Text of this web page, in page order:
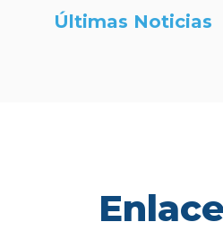
Últimas Noticias